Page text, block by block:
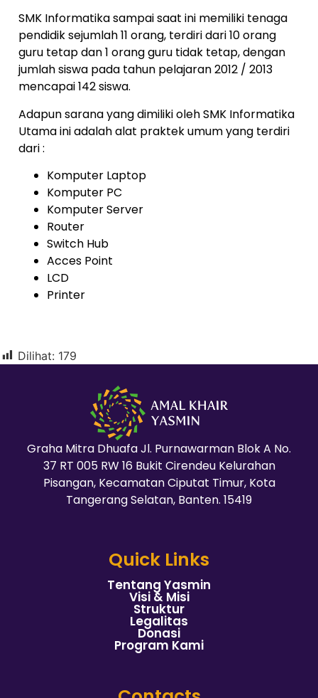
SMK Informatika sampai saat ini memiliki tenaga
pendidik sejumlah 11 orang, terdiri dari 10 orang
guru tetap dan 1 orang guru tidak tetap, dengan
jumlah siswa pada tahun pelajaran 2012 / 2013
mencapai 142 siswa.
Adapun sarana yang dimiliki oleh SMK Informatika
Utama ini adalah alat praktek umum yang terdiri
dari :
Komputer Laptop
Komputer PC
Komputer Server
Router
Switch Hub
Acces Point
LCD
Printer
Dilihat: 179
Graha Mitra Dhuafa Jl. Purnawarman Blok A No.
37 RT 005 RW 16 Bukit Cirendeu Kelurahan
Pisangan, Kecamatan Ciputat Timur, Kota
Tangerang Selatan, Banten. 15419
Quick Links
Tentang Yasmin
Visi & Misi
Struktur
Legalitas
Donasi
Program Kami